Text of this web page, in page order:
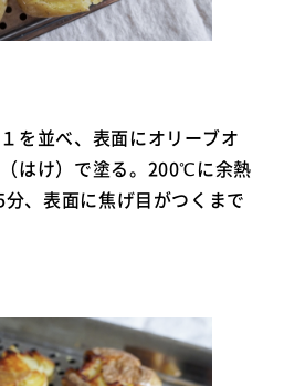
を並べ、表面にオリーブオ
はけ）で塗る。200℃に余熱
、表面に焦げ目がつくまで